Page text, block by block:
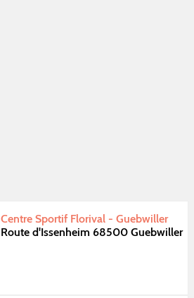
Centre Sportif Florival - Guebwiller
Route d'Issenheim 68500 Guebwiller